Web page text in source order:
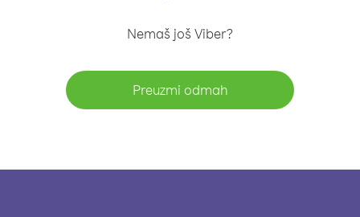
Nemaš još Viber?
Preuzmi odmah